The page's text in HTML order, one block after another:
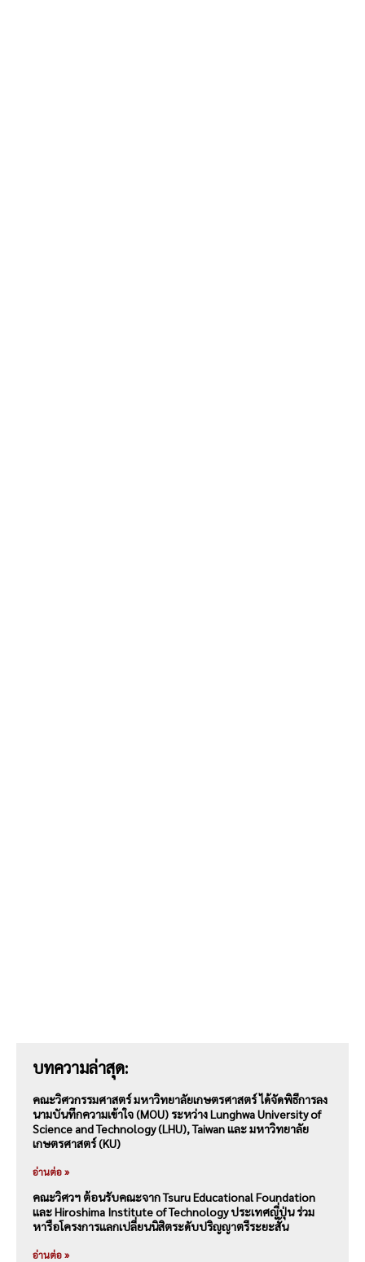
บทความล่าสุด:
คณะวิศวกรรมศาสตร์ มหาวิทยาลัยเกษตรศาสตร์ ได้จัดพิธีการลง
นามบันทึกความเข้าใจ (MOU) ระหว่าง Lunghwa University of
Science and Technology (LHU), Taiwan และ มหาวิทยาลัย
เกษตรศาสตร์ (KU)
อ่านต่อ »
คณะวิศวฯ ต้อนรับคณะจาก Tsuru Educational Foundation
และ Hiroshima Institute of Technology ประเทศญี่ปุ่น ร่วม
หารือโครงการแลกเปลี่ยนนิสิตระดับปริญญาตรีระยะสั้น
อ่านต่อ »